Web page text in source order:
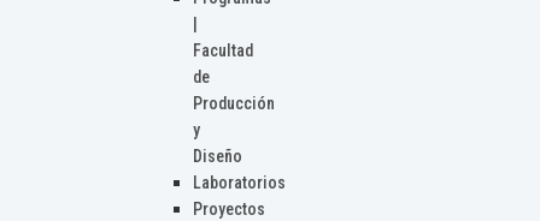
Facultad
de
Producción
y
Diseño
Laboratorios
Proyectos